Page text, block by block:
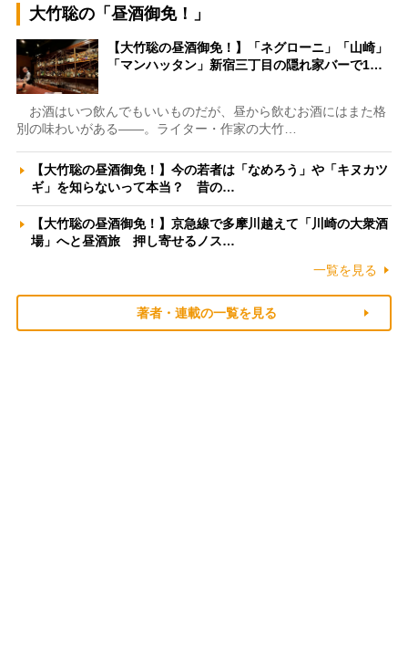
大竹聡の「昼酒御免！」
【大竹聡の昼酒御免！】「ネグローニ」「山崎」
「マンハッタン」新宿三丁目の隠れ家バーで1…
お酒はいつ飲んでもいいものだが、昼から飲むお酒にはまた格
別の味わいがある――。ライター・作家の大竹…
【大竹聡の昼酒御免！】今の若者は「なめろう」や「キヌカツ
ギ」を知らないって本当？ 昔の…
【大竹聡の昼酒御免！】京急線で多摩川越えて「川崎の大衆酒
場」へと昼酒旅 押し寄せるノス…
一覧を見る
著者・連載の一覧を見る